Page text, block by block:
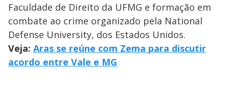
Faculdade de Direito da UFMG e formação em
combate ao crime organizado pela National
Defense University, dos Estados Unidos.
Veja: Aras se reúne com Zema para discutir
acordo entre Vale e MG